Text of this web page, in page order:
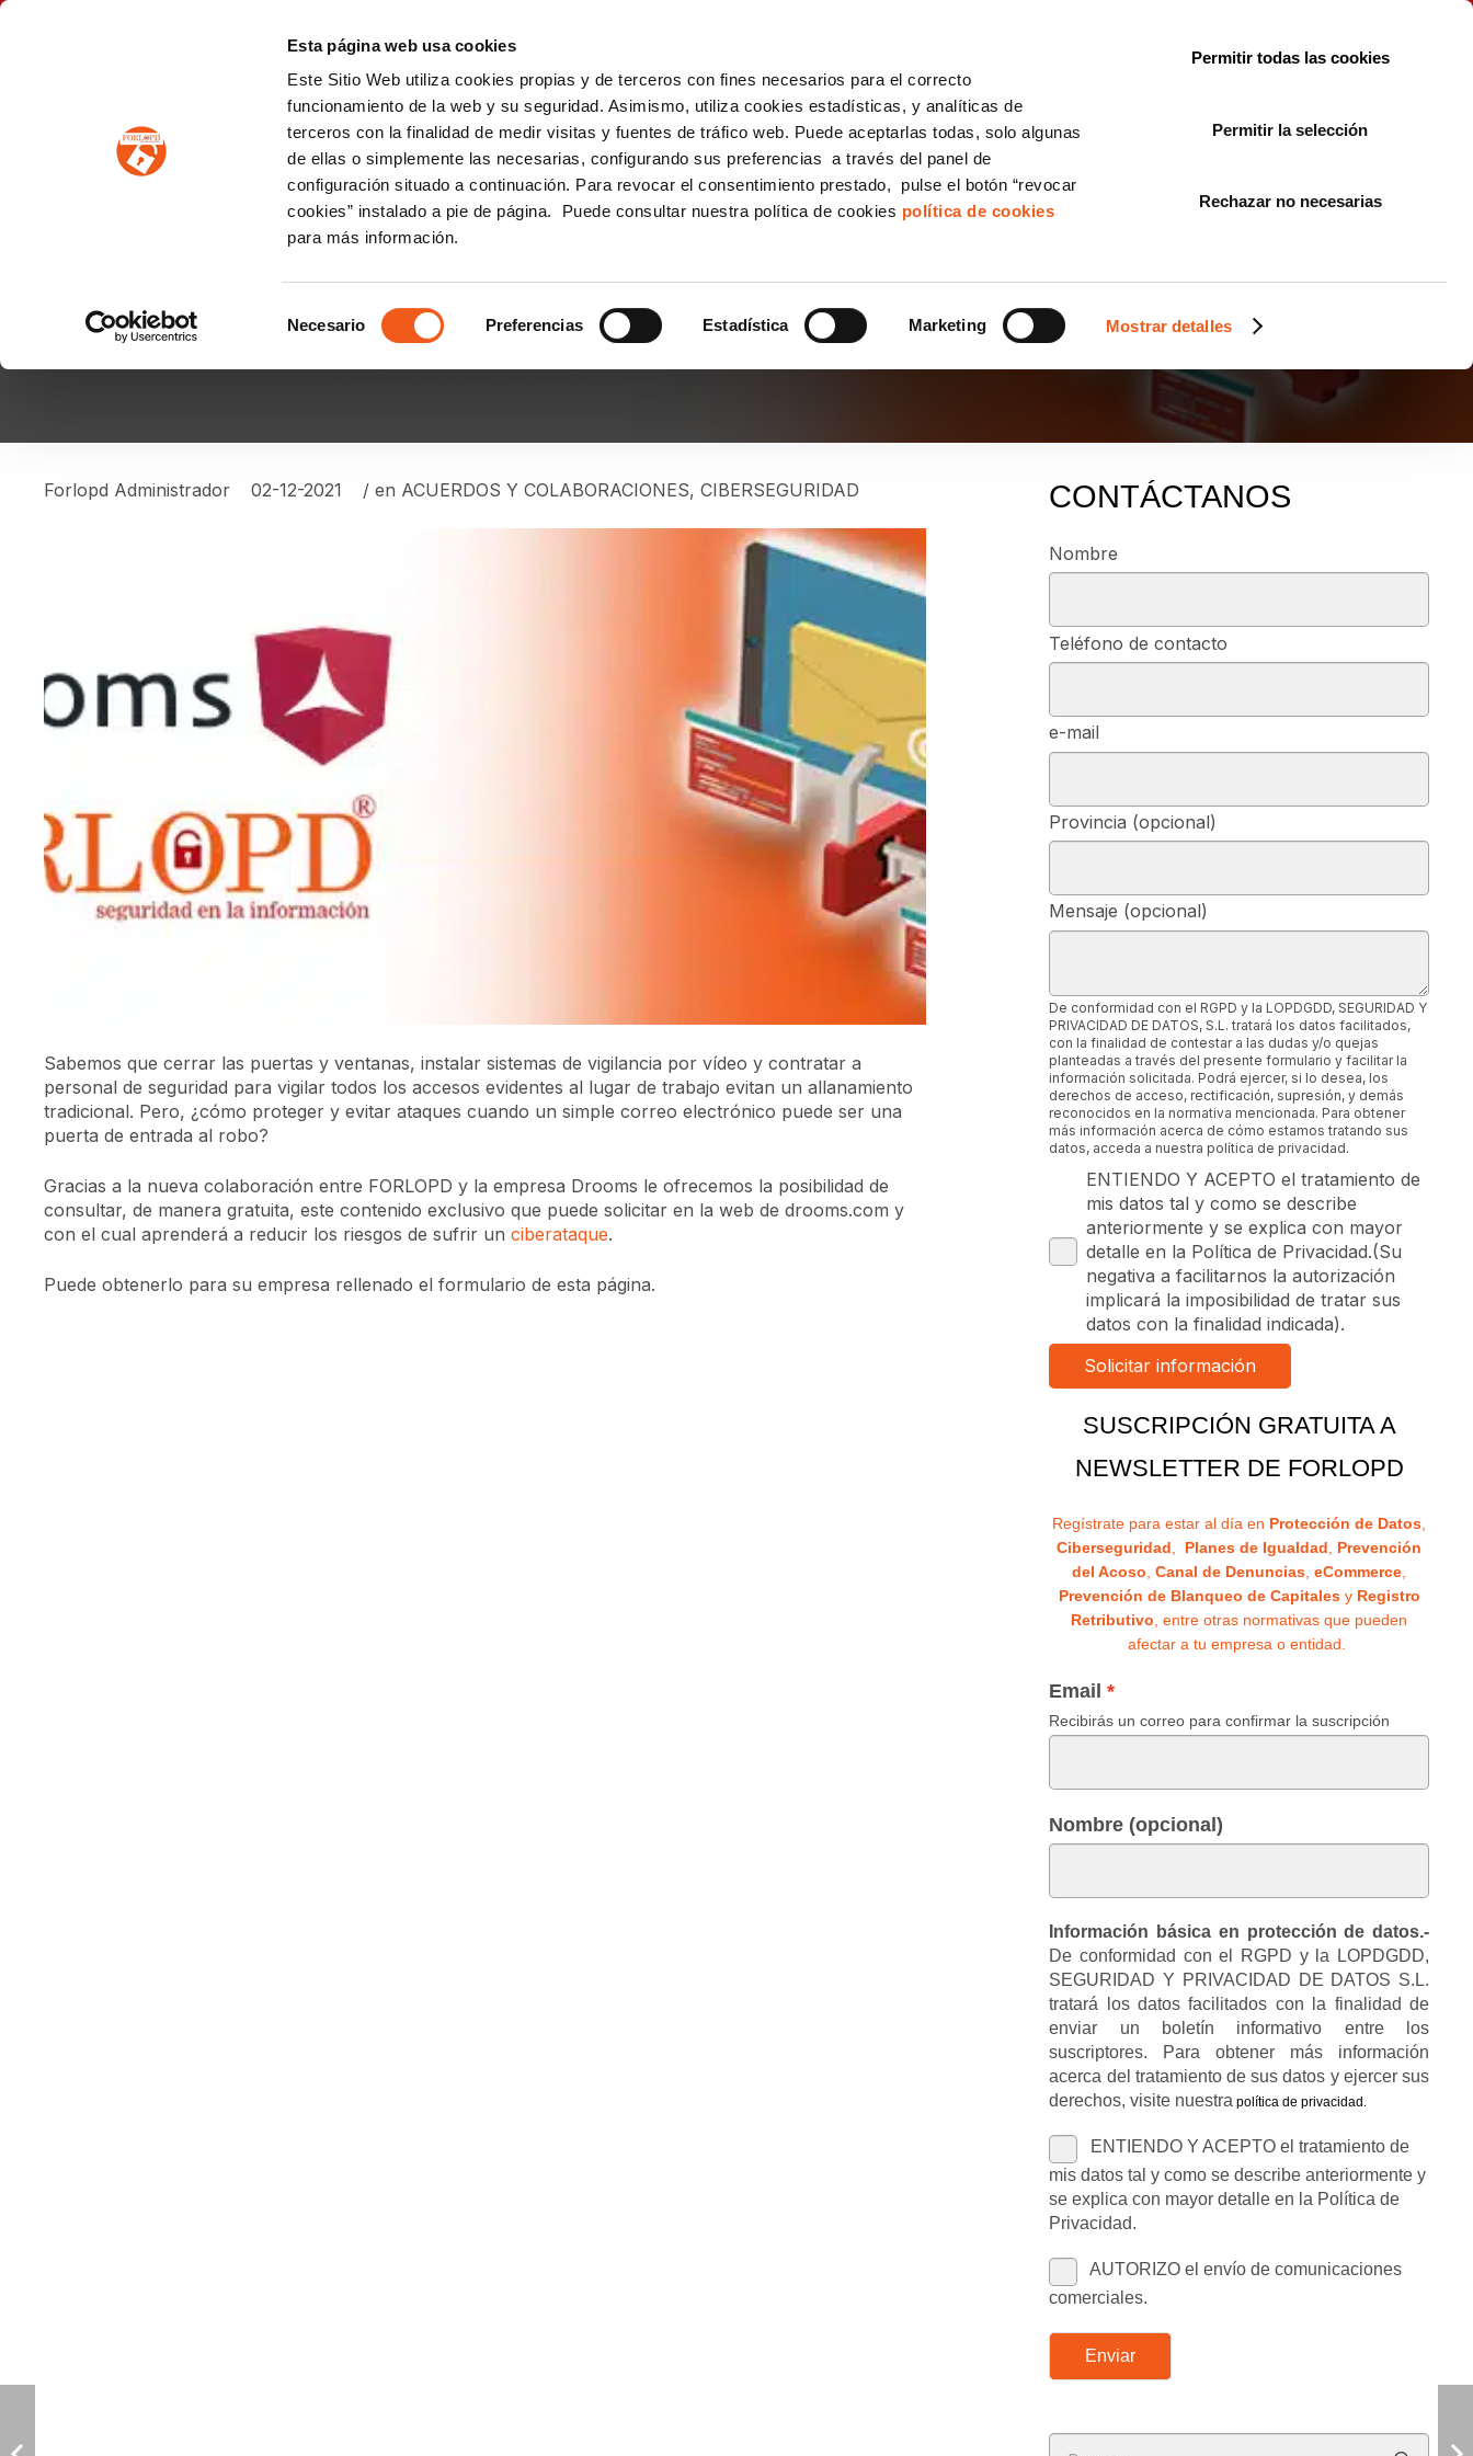
Esta página web usa cookies
Este Sitio Web utiliza cookies propias y de terceros con fines necesarios para el correcto
funcionamiento de la web y su seguridad. Asimismo, utiliza cookies estadísticas, y analíticas de
terceros con la finalidad de medir visitas y fuentes de tráfico web. Puede aceptarlas todas, solo algunas
de ellas o simplemente las necesarias, configurando sus preferencias a través del panel de
configuración situado a continuación. Para revocar el consentimiento prestado, pulse el botón “revocar
cookies” instalado a pie de página. Puede consultar nuestra política de cookies política de cookies
para más información.
de
Necesario Preferencias Estadística Marketing Mostrar detalles
Permitir todas las cookies
Permitir la selección
Rechazar no necesarias
PROTECCION DE DATOS IGUALDAD CONSULTORÍA ECOMMERCE LSSI CANAL DENUNCIAS
DIGITALIZACIÓN Y CIBERDELINCUENCIA: CÓMO MITIGAR LOS
RIESGOS
Forlopd Administrador 02-12-2021 / en ACUERDOS Y COLABORACIONES,CIBERSEGURIDAD
Sabemos que cerrar las puertas y ventanas, instalar sistemas de vigilancia por vídeo y contratar a
personal de seguridad para vigilar todos los accesos evidentes al lugar de trabajo evitan un allanamiento
tradicional. Pero, ¿cómo proteger y evitar ataques cuando un simple correo electrónico puede ser una
puerta de entrada al robo?
Gracias a la nueva colaboración entre FORLOPD y la empresa Drooms le ofrecemos la posibilidad de
consultar, de manera gratuita, este contenido exclusivo que puede solicitar en la web de drooms.com y
con el cual aprenderá a reducir los riesgos de sufrir un ciberataque.
Puede obtenerlo para su empresa rellenado el formulario de esta página.
CONTÁCTANOS
Nombre
Teléfono de contacto
e-mail
Provincia (opcional)
Mensaje (opcional)
De conformidad con el RGPD y la LOPDGDD, SEGURIDAD Y
PRIVACIDAD DE DATOS, S.L. tratará los datos facilitados,
con la finalidad de contestar a las dudas y/o quejas
planteadas a través del presente formulario y facilitar la
información solicitada. Podrá ejercer, si lo desea, los
derechos de acceso, rectificación, supresión, y demás
reconocidos en la normativa mencionada. Para obtener
más información acerca de cómo estamos tratando sus
datos, acceda a nuestra política de privacidad.
ENTIENDO Y ACEPTO el tratamiento de
mis datos tal y como se describe
anteriormente y se explica con mayor
detalle en la Política de Privacidad.(Su
negativa a facilitarnos la autorización
implicará la imposibilidad de tratar sus
datos con la finalidad indicada).
SUSCRIPCIÓN GRATUITA A
NEWSLETTER DE FORLOPD
Regístrate para estar al día en Protección de Datos,
Ciberseguridad, Planes de Igualdad, Prevención
del Acoso,Canal de Denuncias, eCommerce,
Prevención de Blanqueo de Capitalesy Registro
Retributivo, entre otras normativas que pueden
afectar a tu empresa o entidad.
Email
Recibirás un correo para confirmar la suscripción
Nombre (opcional)
Información básica en protección de datos.-
De conformidad con el RGPD y la LOPDGDD,
SEGURIDAD Y PRIVACIDAD DE DATOS S.L.
tratará los datos facilitados con la finalidad de
enviar un boletín informativo entre los
suscriptores. Para obtener más información
acerca del tratamiento de sus datos y ejercer sus
derechos, visite nuestra política de privacidad .
ENTIENDO Y ACEPTO el tratamiento de
mis datos tal y como se describe anteriormente y
se explica con mayor detalle en la Política de
Privacidad.
AUTORIZO el envío de comunicaciones
comerciales.
Enviar
Buscar: